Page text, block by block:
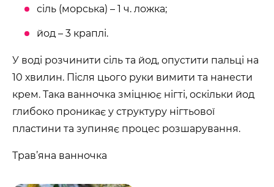
сіль (морська) – 1 ч. ложка;
йод – 3 краплі.
У воді розчинити сіль та йод, опустити пальці на
10 хвилин. Після цього руки вимити та нанести
крем. Така ванночка зміцнює нігті, оскільки йод
глибоко проникає у структуру нігтьової
пластини та зупиняє процес розшарування.
Трав’яна ванночка